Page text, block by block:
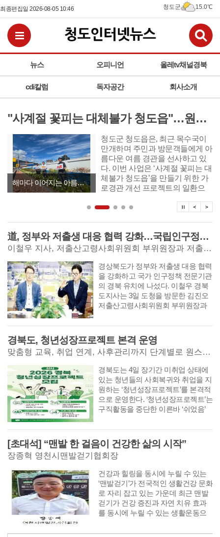
최종편집일 2026-08-05 10:46 청도군 15.0℃
뉴스 오피니언 올레tv채널경북
cdi칼럼 독자공간 회사소개
전체메뉴보기
"사계절 꽃피는 대체불가 청도읍"…원정2리 도로변 목수국 만개
해마다 이어지는 아름다운 여름 볼거리 선사
​​​​​​​청도군 청도읍은, 최근 목수국이
만개하며 주민과 방문객들에게 아
름다운 여름 경관을 선사하고 있
다. 이번 사업은 ‘사계절 꽃피는 대
체불가 청도읍’을 만들기 위한 가
로경관 개선 프로젝트의 일환으
간을 활용해 쾌적한 보행환경을 탑
탑뉴스
道, 정부와 저출생 대응 협력 강화…국립인구정책연구원 경북 유치 건의
이철우 지사, 저출산고령사회위원회 부위원장과 저출생 대응 논의
경상북도가 정부와 저출생 대응 협력
을 강화하고 국가 인구정책 전문기관
의 경북 유치에 나섰다. 이철우 경북
도지사는 3일 도청을 방문한 김진오
저출산고령사회위원회 부위원장과
과를 설명하고 협력 방안을 논의했
다. 이 지사는 생애주기별 종합 지원
정책을 소개하며 국가 인구정책의 전
문성과 지속성을 높이기 위해 가칭
건의했다.
경북도, 청년성장프로젝트 본격 운영
맞춤형 교육, 취업 연계, 사후관리까지 단계별로 원스톱 지원
경북도는 4일 장기간 미취업 상태에
있는 청년들의 사회복귀와 취업을 지
원하는 ‘청년성장프로젝트’를 본격적
으로 운영한다. ‘청년성장프로젝트’는
구직활동을 중단한 이른바 ‘쉬었음’
화를 지원하는 사업이다. 초기 상담
을 시작으로 맞춤형 교육, 취업 연계,
사후관리까지 단계별로 원스톱 지원
으로 청년들의 사회복귀를 돕고 있
천, 상주, 문경, 의성 등 8개 시·군 청
년센터를 거점으로 추진하며, 모집인
원은 3100명이다.
[초대석] “맨발 한 걸음이 건강한 삶의 시작”
장종혁 영천시맨발걷기협회장
건강과 힐링을 동시에 누릴 수 있는
‘맨발걷기’가 전국적인 생활건강 문화
로 자리 잡고 있는 가운데 최근 맨발
걷기가 건강 증진과 자연 치유 효과
를 동시에 누릴 수 있는 생활운동으
걷기협회와 동호회가 잇따라 만들어